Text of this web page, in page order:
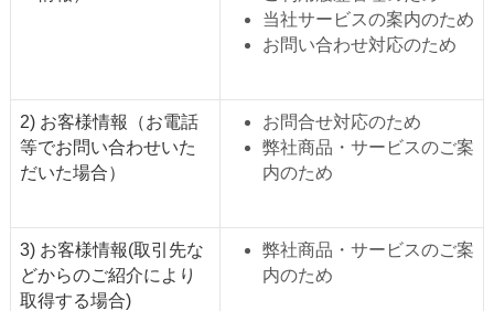
当社サービスの案内のため
お問い合わせ対応のため
2) お客様情報（お電話
等でお問い合わせいた
だいた場合）
お問合せ対応のため
弊社商品・サービスのご案
内のため
3) お客様情報(取引先な
どからのご紹介により
取得する場合)
弊社商品・サービスのご案
内のため